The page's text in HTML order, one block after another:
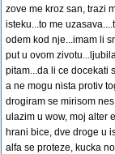
zove me kroz san, trazi
isteku...to me
odem kod nje...imam li
put u ovom
pitam...da li ce docekati
a ne mogu nista protiv
drogiram se mirisom
ulazim u wow, moj alter
hrani bice, dve droge u
alfa se proteze, kucka